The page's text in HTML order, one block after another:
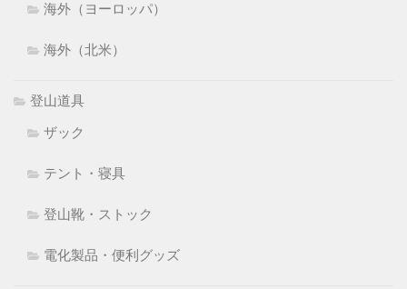
海外（ヨーロッパ）
海外（北米）
登山道具
ザック
テント・寝具
登山靴・ストック
電化製品・便利グッズ